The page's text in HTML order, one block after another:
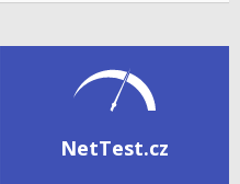
NetTest.cz